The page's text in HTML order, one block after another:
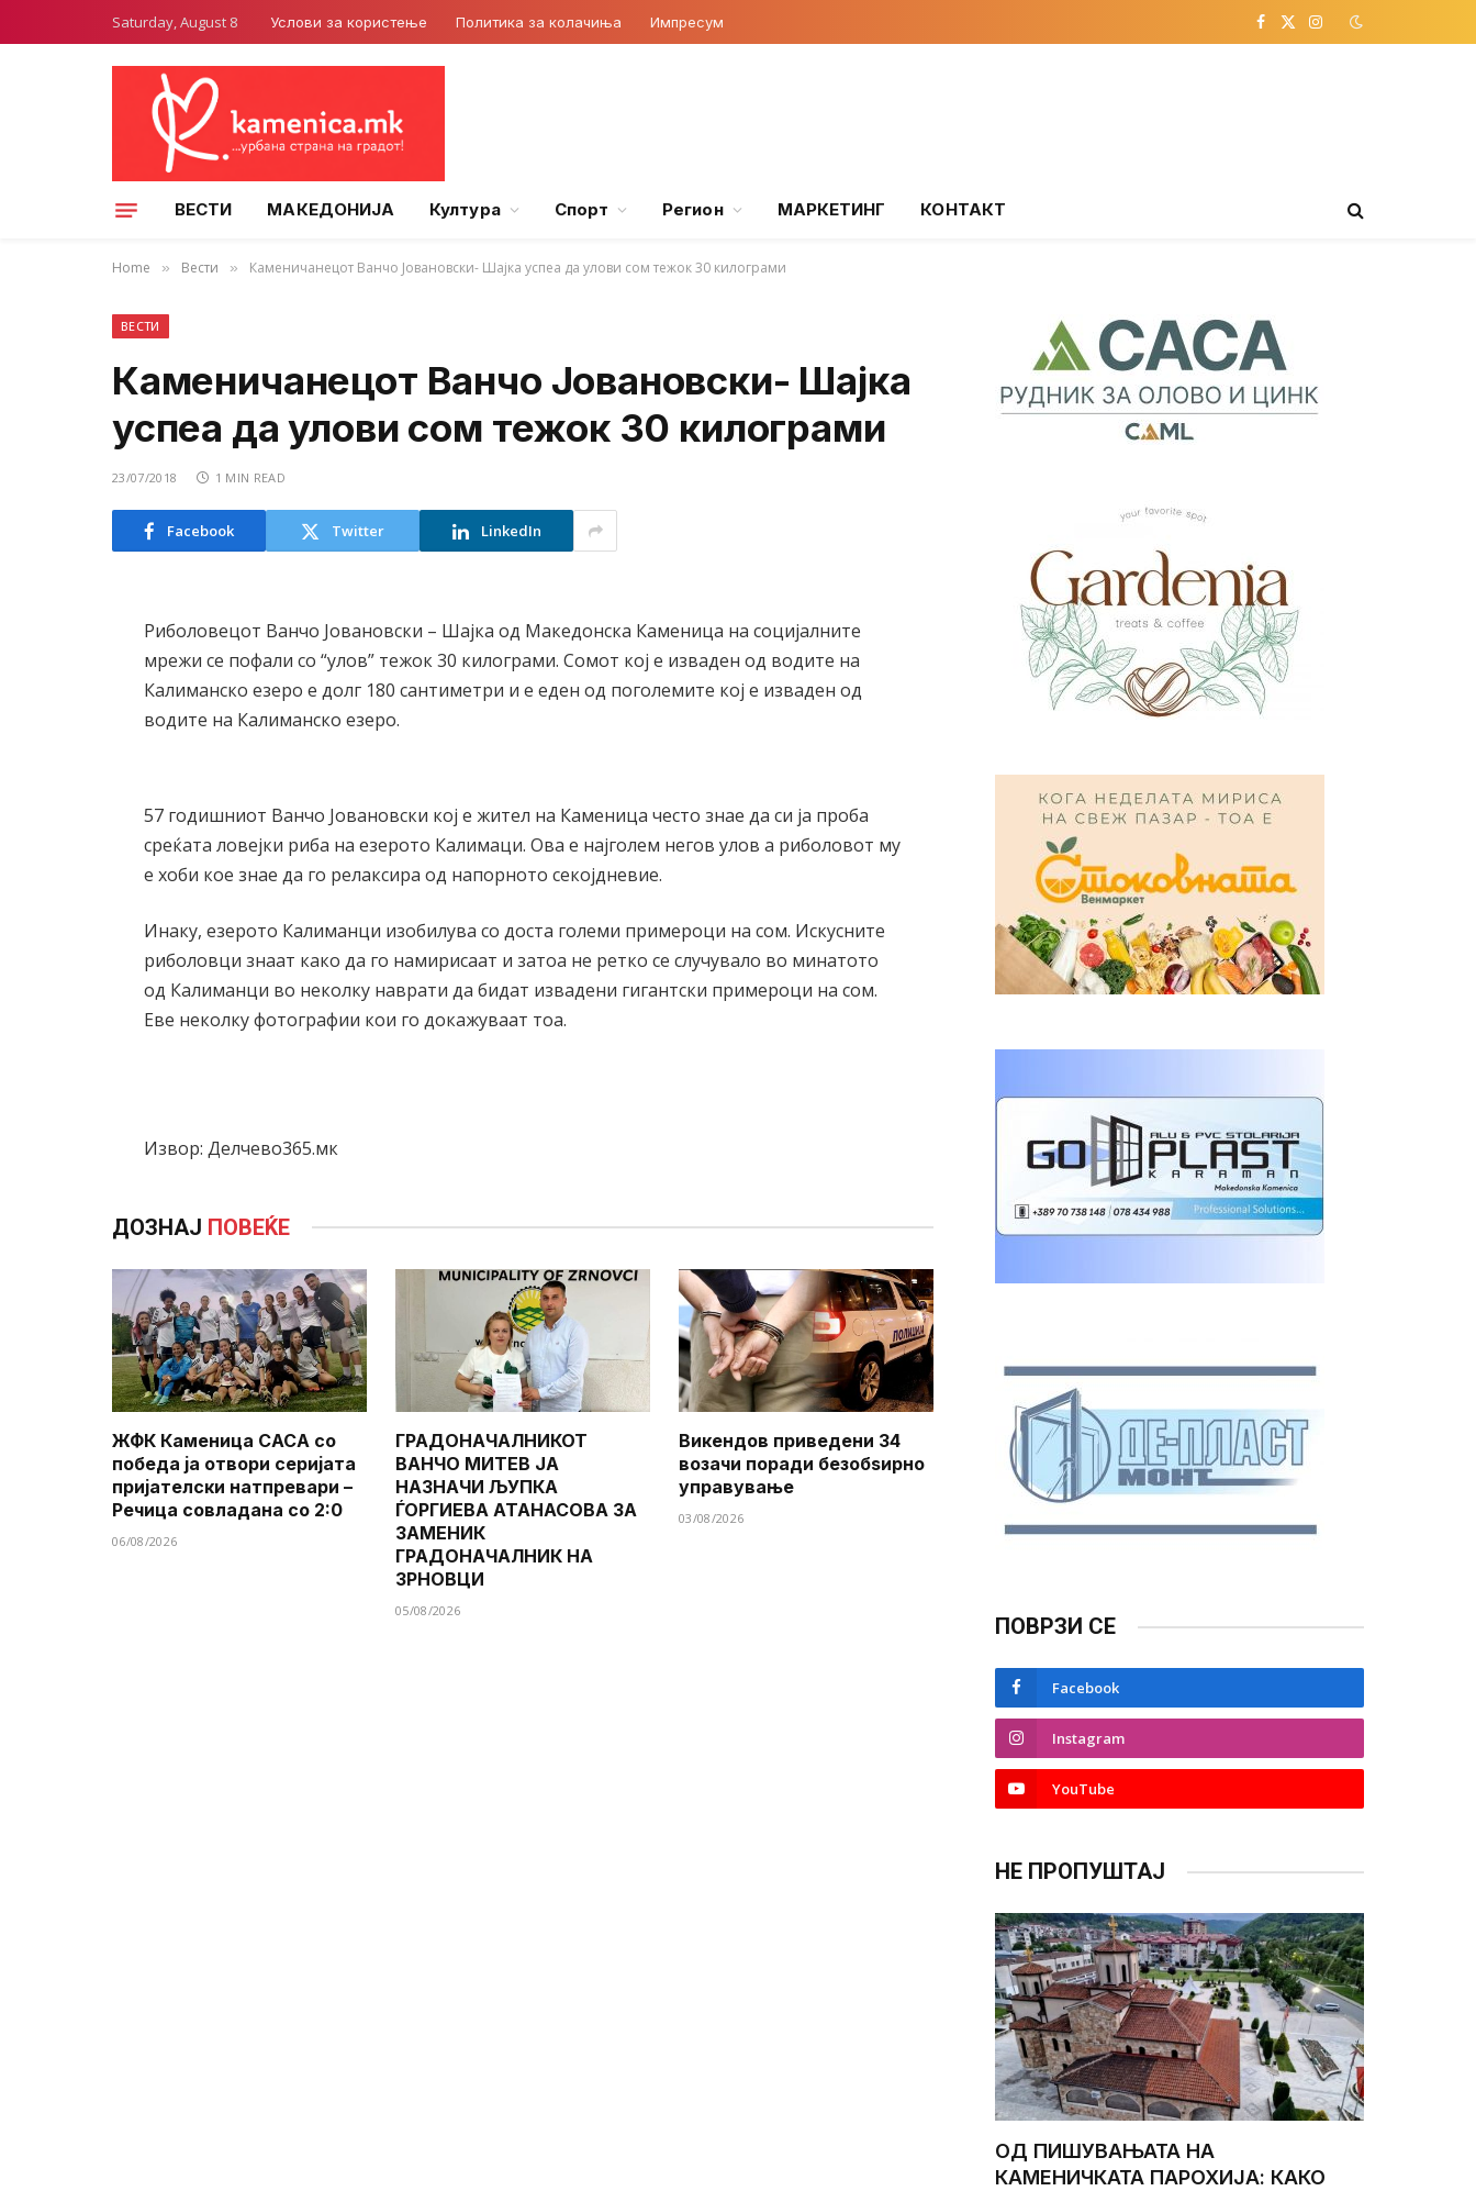
Saturday, August 8 Услови за користење Политика за колачиња Импресум Facebook
X
Instagram
ВЕСТИ МАКЕДОНИЈА Култура Спорт Регион МАРКЕТИНГ КОНТАКТ
Home » Вести » Каменичанецот Ванчо Јовановски- Шајка успеа да улови сом тежок 30 килограми
ВЕСТИ
Каменичанецот Ванчо Јовановски- Шајка
успеа да улови сом тежок 30 килограми
23/07/2018 1 MIN READ
Facebook Twitter LinkedIn
Риболовецот Ванчо Јовановски – Шајка од Македонска Каменица на социјалните
мрежи се пофали со “улов” тежок 30 килограми. Сомот кој е изваден од водите на
Калиманско езеро е долг 180 сантиметри и е еден од поголемите кој е изваден од
водите на Калиманско езеро.
57 годишниот Ванчо Јовановски кој е жител на Каменица често знае да си ја проба
среќата ловејки риба на езерото Калимаци. Ова е најголем негов улов а риболовот му
е хоби кое знае да го релаксира од напорното секојдневие.
Инаку, езерото Калиманци изобилува со доста големи примероци на сом. Искусните
риболовци знаат како да го намирисаат и затоа не ретко се случувало во минатото
од Калиманци во неколку наврати да бидат извадени гигантски примероци на сом.
Еве неколку фотографии кои го докажуваат тоа.
Извор: Делчево365.мк
ДОЗНАЈ ПОВЕЌЕ
ЖФК Каменица САСА со
победа ја отвори серијата
пријателски натпревари –
Речица совладана со 2:0
06/08/2026
ГРАДОНАЧАЛНИКОТ
ВАНЧО МИТЕВ ЈА
НАЗНАЧИ ЉУПКА
ЃОРГИЕВА АТАНАСОВА ЗА
ЗАМЕНИК
ГРАДОНАЧАЛНИК НА
ЗРНОВЦИ
05/08/2026
Викендов приведени 34
возачи поради безобѕирно
управување
03/08/2026
ПОВРЗИ СЕ
Facebook
Instagram
YouTube
НЕ ПРОПУШТАЈ
ОД ПИШУВАЊАТА НА
КАМЕНИЧКАТА ПАРОХИЈА: КАКО